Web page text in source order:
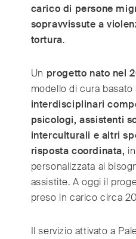
carico di persone
sopravvissute a
tortura.
Un progetto nato nel
modello di cura
interdisciplinari
psicologi, assistenti
interculturali e altri
risposta coordinata,
personalizzata ai
assistite. A oggi il
preso in carico circa
Il servizio attivato a